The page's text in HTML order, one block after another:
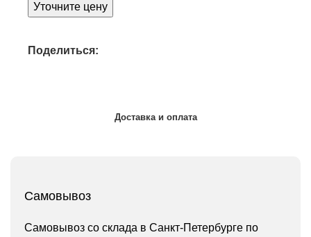
Уточните цену
Поделиться:
Доставка и оплата
Самовывоз
Самовывоз со склада в Санкт-Петербурге по